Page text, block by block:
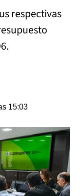
respectivas
15:03